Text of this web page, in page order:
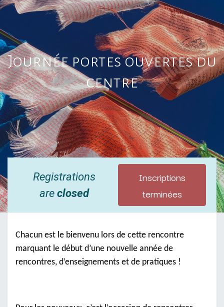
Journée portes ouvertes du
centre
Registrations
areclosed
Inscriptions
terminées
Chacun est le bienvenu lors de cette rencontre
marquant le début d’une nouvelle année de
rencontres, d’enseignements et de pratiques !